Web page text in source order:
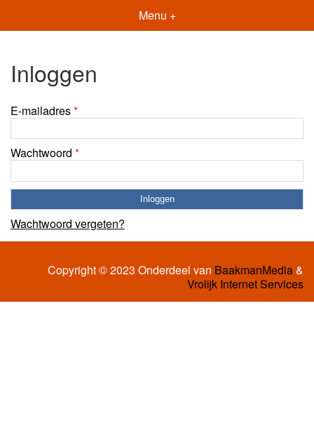
Menu +
Inloggen
E-mailadres*
Wachtwoord *
Wachtwoord vergeten?
Copyright © 2023 Onderdeel van BaakmanMedia&
Vrolijk Internet Services